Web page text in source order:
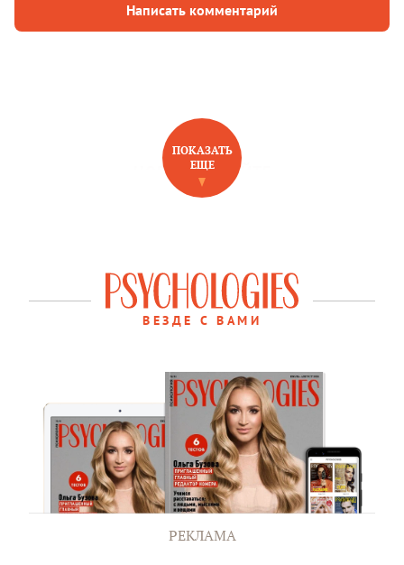
Написать комментарий
НОВОЕ НА САЙТЕ
ПОКАЗАТЬ
ЕЩЕ
ВЕЗДЕ С ВАМИ
РЕКЛАМА